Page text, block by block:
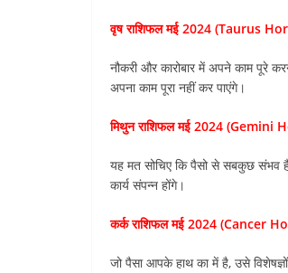
वृष राशिफल मई 2024 (Taurus
नौकरी और कारोबार में अपने काम पूरे
अपना काम पूरा नहीं कर पाएंगे।
मिथुन राशिफल मई 2024 (Gemini
यह मत सोचिए कि पैसो से सबकुछ संभव
कार्य संपन्‍न होंगे।
कर्क राशिफल मई 2024 (Cancer
जो पैसा आपके हाथ का में है, उसे